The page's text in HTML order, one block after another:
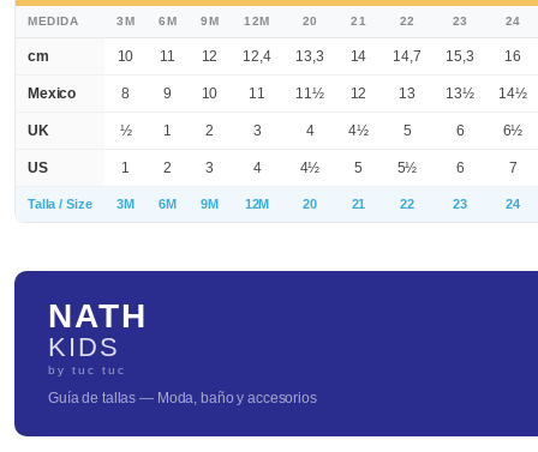
MEDIDA 3M 6M 9M 12M 20 21 22 23 24
cm 10 11 12 12,4 13,3 14 14,7 15,3 16
Mexico 8 9 10 11 11½ 12 13 13½ 14½
UK ½ 1 2 3 4 4½ 5 6 6½
US 1 2 3 4 4½ 5 5½ 6 7
Talla / Size 3M 6M 9M 12M 20 21 22 23 24
NATH
KIDS
by tuc tuc
Guía de tallas — Moda, baño y accesorios